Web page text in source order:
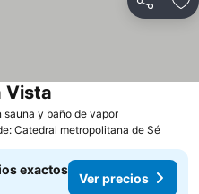
Compartir
y baño de vapor
Vista
Catedral metropolitana de Sé
exactos
Ver precios